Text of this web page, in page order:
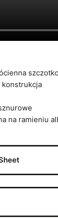
konstrukcja
na ramieniu